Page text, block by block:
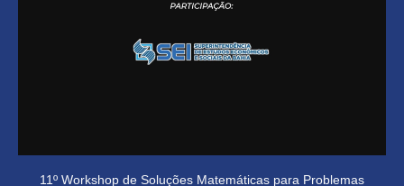
11º Workshop de Soluções Matemáticas para Problemas